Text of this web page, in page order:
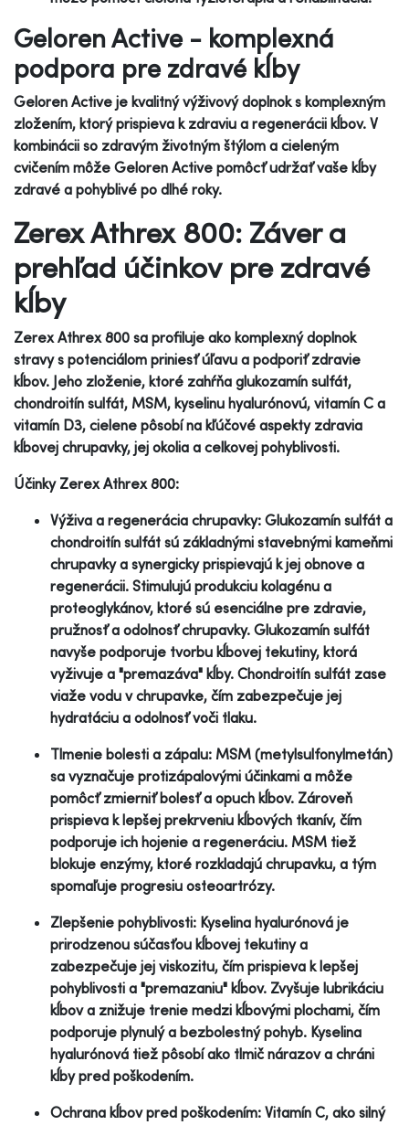
Geloren Active - komplexná
podpora pre zdravé kĺby
Geloren Active je kvalitný výživový doplnok s komplexným
zložením, ktorý prispieva k zdraviu a regenerácii kĺbov. V
kombinácii so zdravým životným štýlom a cieleným
cvičením môže Geloren Active pomôcť udržať vaše kĺby
zdravé a pohyblivé po dlhé roky.
Zerex Athrex 800: Záver a
prehľad účinkov pre zdravé
kĺby
Zerex Athrex 800 sa profiluje ako komplexný doplnok
stravy s potenciálom priniesť úľavu a podporiť zdravie
kĺbov. Jeho zloženie, ktoré zahŕňa glukozamín sulfát,
chondroitín sulfát, MSM, kyselinu hyalurónovú, vitamín C a
vitamín D3, cielene pôsobí na kľúčové aspekty zdravia
kĺbovej chrupavky, jej okolia a celkovej pohyblivosti.
Účinky Zerex Athrex 800:
Výživa a regenerácia chrupavky: Glukozamín sulfát a
chondroitín sulfát sú základnými stavebnými kameňmi
chrupavky a synergicky prispievajú k jej obnove a
regenerácii. Stimulujú produkciu kolagénu a
proteoglykánov, ktoré sú esenciálne pre zdravie,
pružnosť a odolnosť chrupavky. Glukozamín sulfát
navyše podporuje tvorbu kĺbovej tekutiny, ktorá
vyživuje a "premazáva" kĺby. Chondroitín sulfát zase
viaže vodu v chrupavke, čím zabezpečuje jej
hydratáciu a odolnosť voči tlaku.
Tlmenie bolesti a zápalu: MSM (metylsulfonylmetán)
sa vyznačuje protizápalovými účinkami a môže
pomôcť zmierniť bolesť a opuch kĺbov. Zároveň
prispieva k lepšej prekrveniu kĺbových tkanív, čím
podporuje ich hojenie a regeneráciu. MSM tiež
blokuje enzýmy, ktoré rozkladajú chrupavku, a tým
spomaľuje progresiu osteoartrózy.
Zlepšenie pohyblivosti: Kyselina hyalurónová je
prirodzenou súčasťou kĺbovej tekutiny a
zabezpečuje jej viskozitu, čím prispieva k lepšej
pohyblivosti a "premazaniu" kĺbov. Zvyšuje lubrikáciu
kĺbov a znižuje trenie medzi kĺbovými plochami, čím
podporuje plynulý a bezbolestný pohyb. Kyselina
hyalurónová tiež pôsobí ako tlmič nárazov a chráni
kĺby pred poškodením.
Ochrana kĺbov pred poškodením: Vitamín C, ako silný